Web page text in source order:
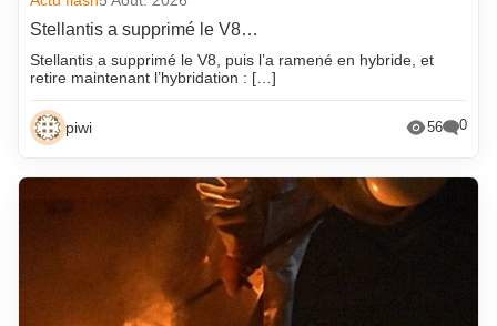
Stellantis a supprimé le V8…
Stellantis a supprimé le V8, puis l’a ramené en hybride, et
retire maintenant l’hybridation : […]
piwi 56 0